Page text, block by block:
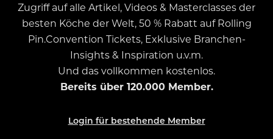
Zugriff auf alle Artikel, Videos & Masterclasses der
besten Köche der Welt, 50 % Rabatt auf Rolling
Pin.Convention Tickets, Exklusive Branchen-
Insights & Inspiration u.v.m.
Und das vollkommen kostenlos.
Bereits über 120.000 Member.
Login für bestehende Member